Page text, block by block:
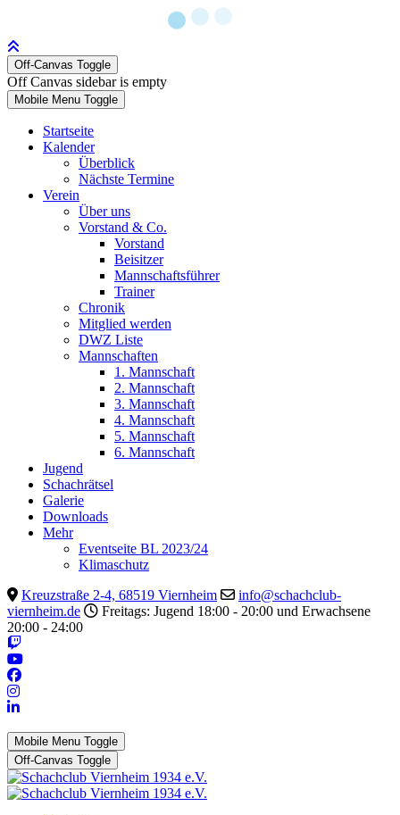
Off-Canvas Toggle
Off Canvas sidebar is empty
Mobile Menu Toggle
Startseite
Kalender
Überblick
Nächste Termine
Verein
Über uns
Vorstand & Co.
Vorstand
Beisitzer
Mannschaftsführer
Trainer
Chronik
Mitglied werden
DWZ Liste
Mannschaften
1. Mannschaft
2. Mannschaft
3. Mannschaft
4. Mannschaft
5. Mannschaft
6. Mannschaft
Jugend
Schachrätsel
Galerie
Downloads
Mehr
Eventseite BL 2023/24
Klimaschutz
Kreuzstraße 2-4, 68519 Viernheim
info@schachclub-
viernheim.de
Freitags: Jugend 18:00 - 20:00 und Erwachsene
20:00 - 24:00
Mobile Menu Toggle
Off-Canvas Toggle